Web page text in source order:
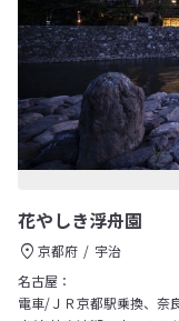
花やしき浮舟園
京都府
宇治
名古屋：
電車/ＪＲ京都駅乗換、奈